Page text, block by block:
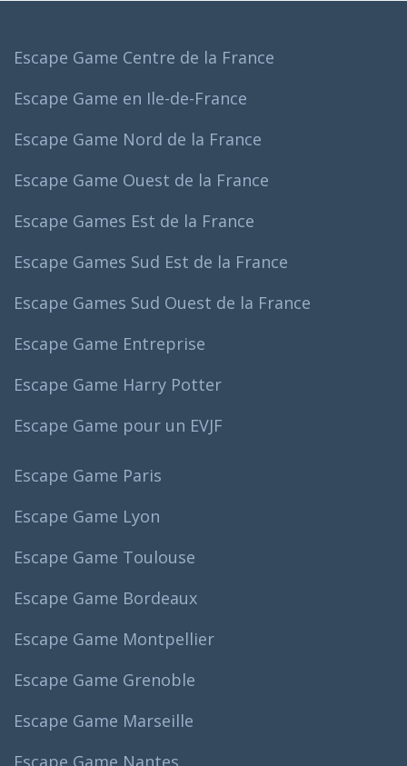
Escape Game Centre de la France
Escape Game en Ile-de-France
Escape Game Nord de la France
Escape Game Ouest de la France
Escape Games Est de la France
Escape Games Sud Est de la France
Escape Games Sud Ouest de la France
Escape Game Entreprise
Escape Game Harry Potter
Escape Game pour un EVJF
Escape Game Paris
Escape Game Lyon
Escape Game Toulouse
Escape Game Bordeaux
Escape Game Montpellier
Escape Game Grenoble
Escape Game Marseille
Escape Game Nantes